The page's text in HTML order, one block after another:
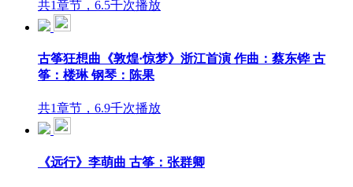
共1章节，6.5千次播放
古筝狂想曲《敦煌·惊梦》浙江首演 作曲：蔡东铧 古
筝：楼琳 钢琴：陈果
共1章节，6.9千次播放
《远行》李萌曲 古筝：张群卿